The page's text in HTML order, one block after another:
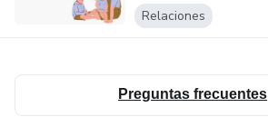
Relaciones
Preguntas frecuentes